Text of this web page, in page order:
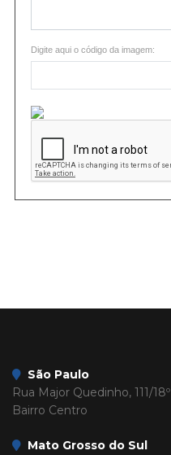
Digite aqui o código da imagem:
São Paulo
Rua Major Quedinho, 111/
Bairro Centro
Mato Grosso do Sul